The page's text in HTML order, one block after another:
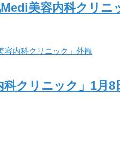
美容内科クリ
クリニック」1月8